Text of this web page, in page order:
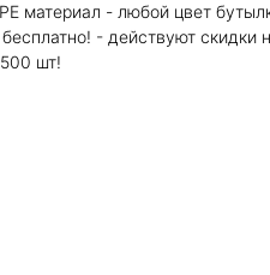
материал - любой цвет
- действуют скидки
шт!